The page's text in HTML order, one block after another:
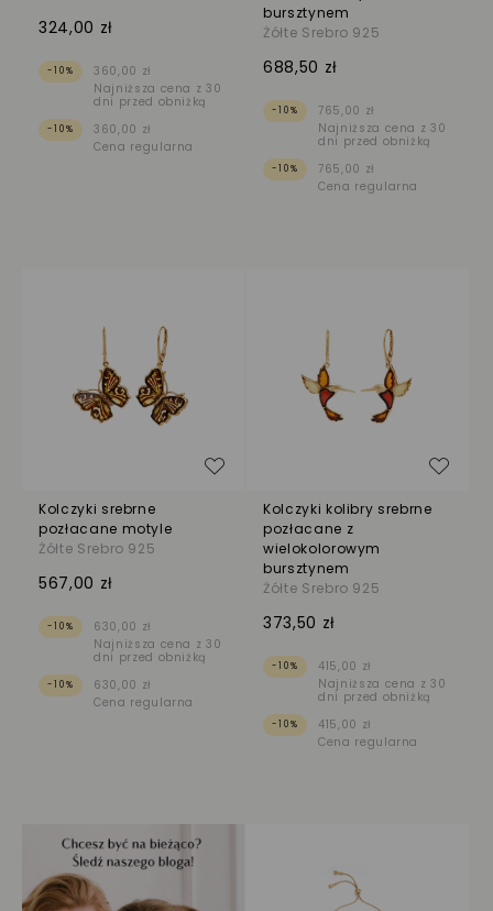
324,00 zł
-10%
360,00 zł
Najniższa cena z 30
dni przed obniżką
-10%
360,00 zł
Cena regularna
bursztynem
Żółte Srebro 925
688,50 zł
-10%
765,00 zł
Najniższa cena z 30
dni przed obniżką
-10%
765,00 zł
Cena regularna
Kolczyki srebrne
pozłacane motyle
Żółte Srebro 925
567,00 zł
-10%
630,00 zł
Najniższa cena z 30
dni przed obniżką
-10%
630,00 zł
Cena regularna
Dodaj do listy życzeń
Kolczyki kolibry srebrne
pozłacane z
wielokolorowym
bursztynem
Żółte Srebro 925
373,50 zł
-10%
415,00 zł
Najniższa cena z 30
dni przed obniżką
-10%
415,00 zł
Cena regularna